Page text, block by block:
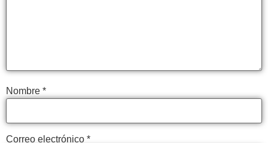
Nombre *
Correo electrónico *